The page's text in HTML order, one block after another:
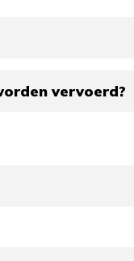
vervoerd?